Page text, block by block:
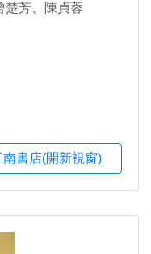
楚芳、陳貞蓉
南書店(開新視窗)